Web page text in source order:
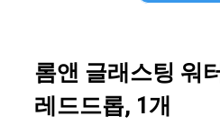
롬앤 글래스팅 워
레드드롭, 1개